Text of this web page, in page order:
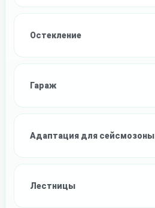
Остекление
Гараж
Адаптация для сейсмозоны
Лестницы